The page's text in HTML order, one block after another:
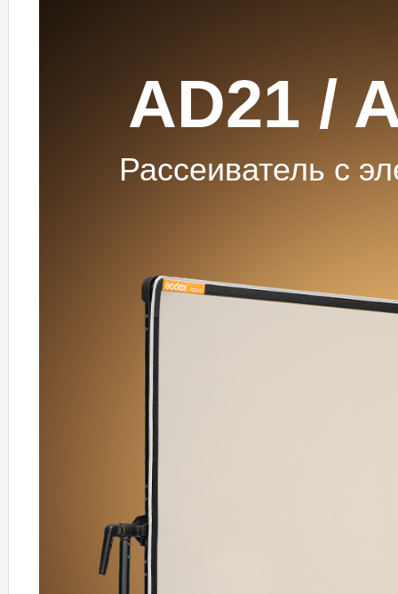
AD21 /
Рассеиватель с